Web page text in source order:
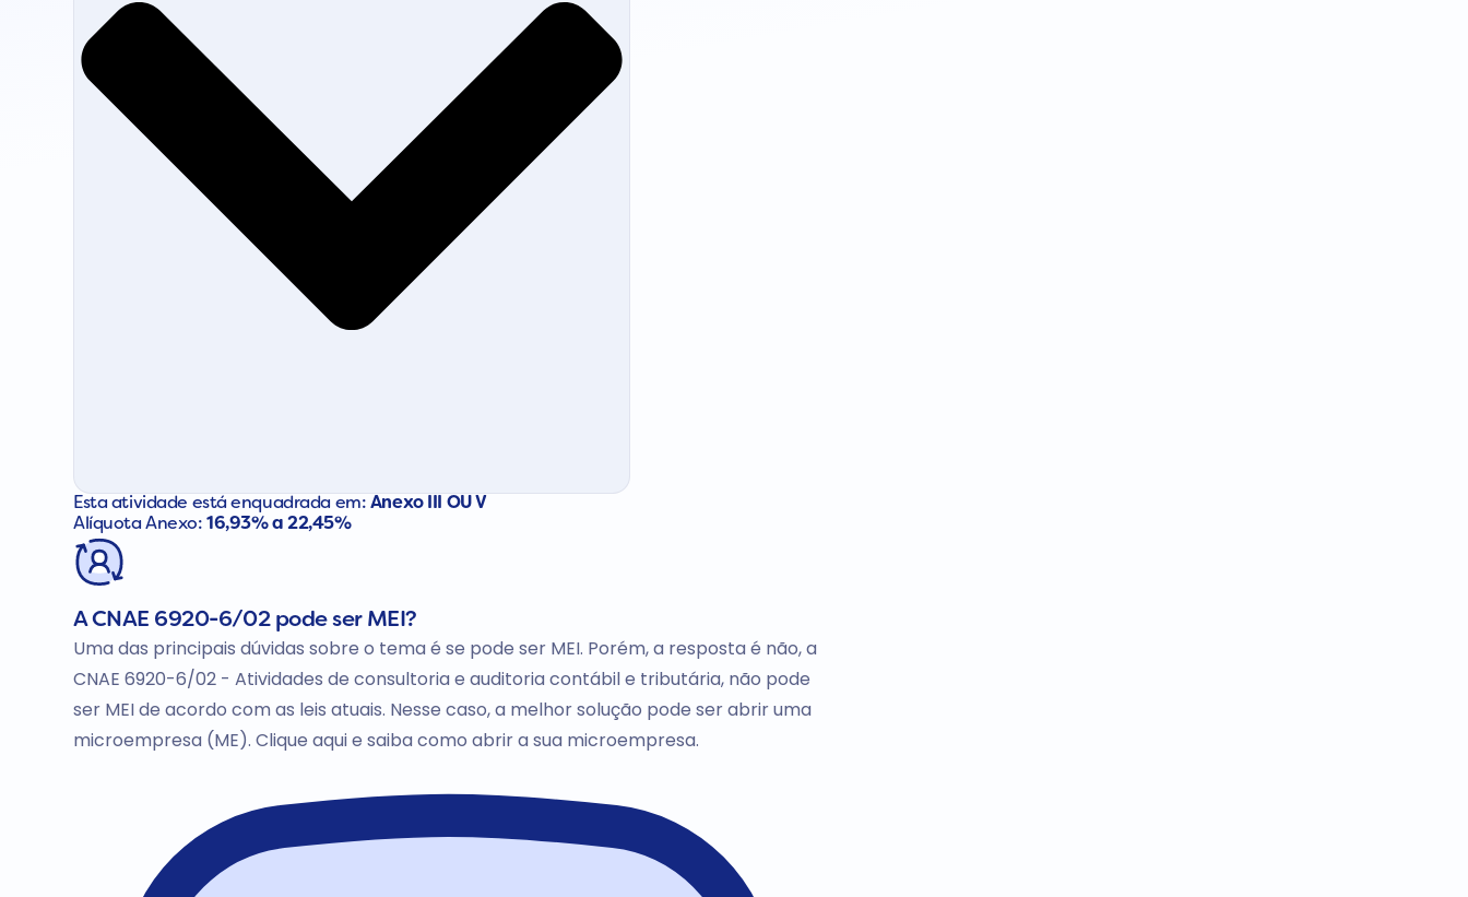
Esta atividade está enquadrada em: Anexo III OU V
Alíquota Anexo:16,93% a 22,45%
A CNAE 6920-6/02 pode ser MEI?
Uma das principais dúvidas sobre o tema é se pode ser MEI. Porém, a resposta é não, a
CNAE 6920-6/02 - Atividades de consultoria e auditoria contábil e tributária, não pode
ser MEI de acordo com as leis atuais. Nesse caso, a melhor solução pode ser abrir uma
microempresa (ME). Clique aqui e saiba como abrir a sua microempresa.